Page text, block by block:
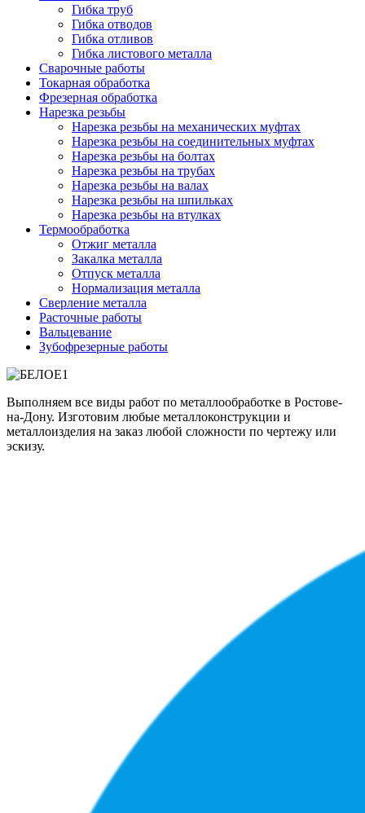
Гибка труб
Гибка отводов
Гибка отливов
Гибка листового металла
Сварочные работы
Токарная обработка
Фрезерная обработка
Нарезка резьбы
Нарезка резьбы на механических муфтах
Нарезка резьбы на соединительных муфтах
Нарезка резьбы на болтах
Нарезка резьбы на трубах
Нарезка резьбы на валах
Нарезка резьбы на шпильках
Нарезка резьбы на втулках
Термообработка
Отжиг металла
Закалка металла
Отпуск металла
Нормализация металла
Сверление металла
Расточные работы
Вальцевание
Зубофрезерные работы
Выполняем все виды работ по металлообработке в Ростове-
на-Дону. Изготовим любые металлоконструкции и
металлоизделия на заказ любой сложности по чертежу или
эскизу.